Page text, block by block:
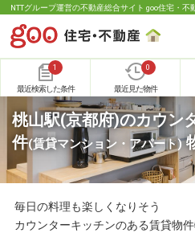
NTTグループ運営の不動産総合サイト goo住宅・不
1
最近検索した条件
0
最近見た物件
桃山駅(京都府)のカウン
件(賃貸マンション・アパート)
毎日の料理も楽しくなりそう
カウンターキッチンのある賃貸物